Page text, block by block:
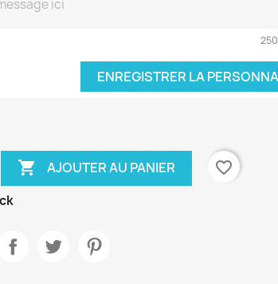
ENREGISTRER LA
 AJOUTER AU PANIER
favorite_border